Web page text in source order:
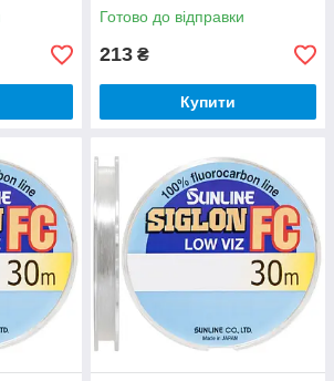
Готово до відправки
213 ₴
Купити